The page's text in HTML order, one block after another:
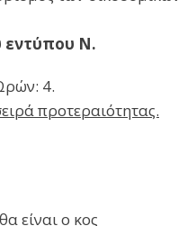
Ν.
4.
προτεραιότητας.
είναι ο κος